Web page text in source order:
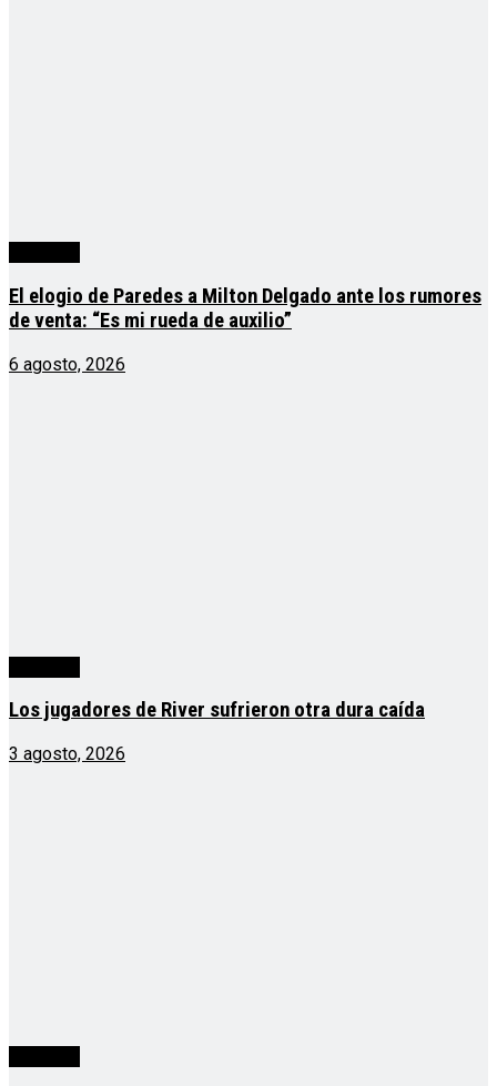
El elogio de Paredes a Milton Delgado ante los rumores
de venta: “Es mi rueda de auxilio”
6 agosto, 2026
Los jugadores de River sufrieron otra dura caída
3 agosto, 2026